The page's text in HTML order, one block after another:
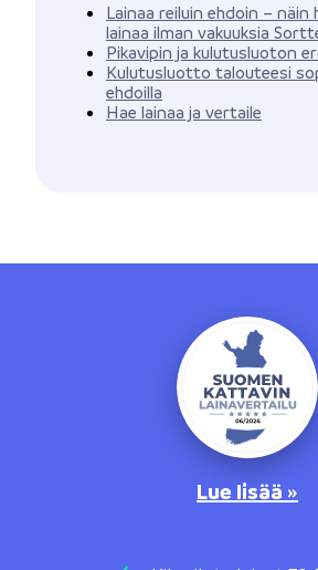
Lainaa reiluin ehdoin – näin
lainaa ilman vakuuksia
Pikavipin ja kulutusluoton
Kulutusluotto talouteesi
ehdoilla
Hae lainaa ja vertaile
Lue lisää »